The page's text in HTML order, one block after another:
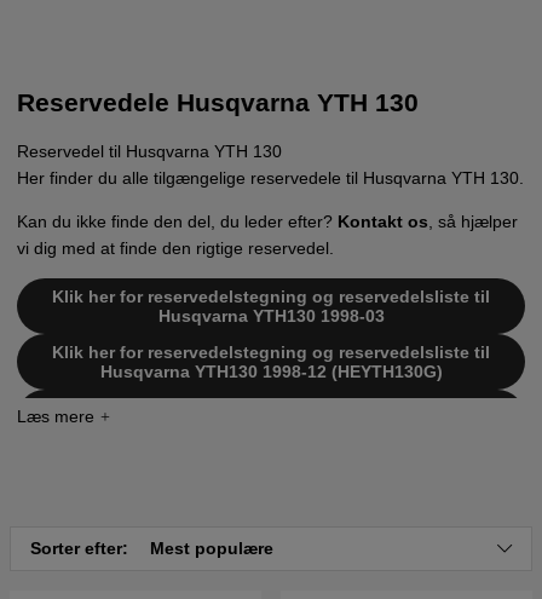
Reservedele Husqvarna YTH 130
Reservedel til Husqvarna YTH 130
Her finder du alle tilgængelige reservedele til Husqvarna YTH 130.
Kan du ikke finde den del, du leder efter? Kontakt os , så hjælper
vi dig med at finde den rigtige reservedel.
Klik her for reservedelstegning og reservedelsliste til
Husqvarna YTH130 1998-03
Klik her for reservedelstegning og reservedelsliste til
Husqvarna YTH130 1998-12 (HEYTH130G)
Husqvarna YTH130 2000-10 (HEYTH130K) 954170026
Sorter efter: Mest populære